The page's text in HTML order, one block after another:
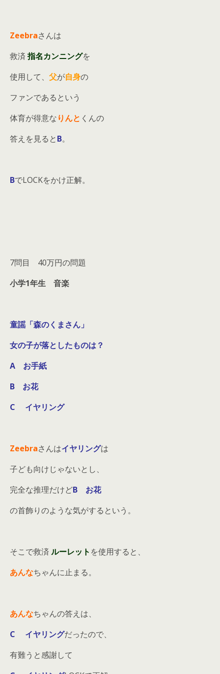
Zeebraさんは
救済 指名カンニングを
使用して、 父が自身の
ファンであるという
体育が得意なりんと くんの
答えを見るとB。
BでLOCKをかけ正解。
7問目 40万円の問題
小学1年生 音楽
童謡「森のくまさん」
女の子が落としたものは？
A お手紙
B お花
C イヤリング
Zeebraさんはイヤリングは
子ども向けじゃないとし、
完全な推理だけどB お花
の首飾りのような気がするという。
そこで救済 ルーレット を使用すると、
あんなちゃんに止まる。
あんなちゃんの答えは、
C イヤリングだったので、
有難うと感謝して